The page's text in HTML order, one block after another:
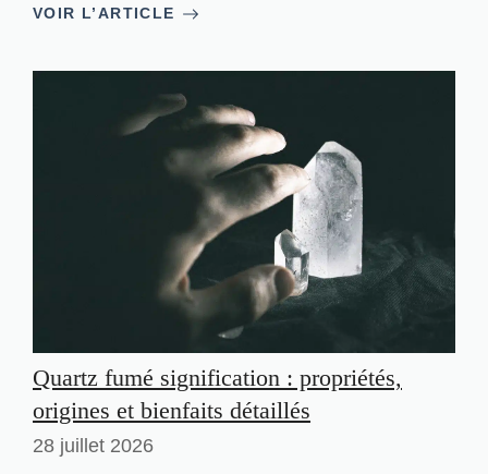
VOIR L’ARTICLE
Quartz fumé signification : propriétés,
origines et bienfaits détaillés
28 juillet 2026